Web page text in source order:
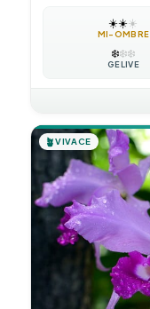
☀️☀️☀️
MI-OMBRE
❄️❄️❄️
GÉLIVE
🪴VIVACE